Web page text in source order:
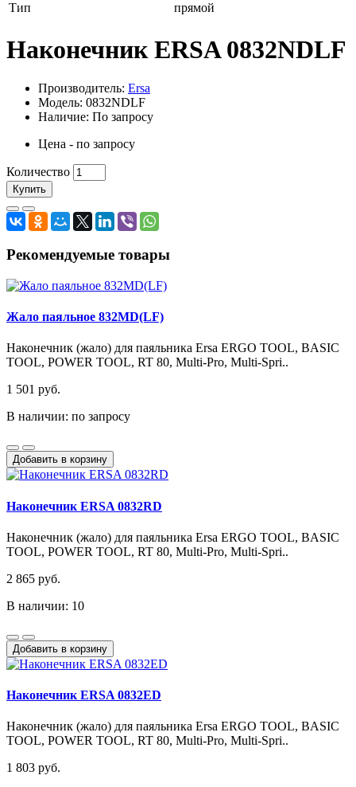
Тип
прямой
Наконечник ERSA 0832NDLF
Производитель: Ersa
Модель: 0832NDLF
Наличие: По запросу
Цена - по запросу
Количество
Купить
Рекомендуемые товары
Жало паяльное 832MD(LF)
Наконечник (жало) для паяльника Ersa ERGO TOOL, BASIC
TOOL, POWER TOOL, RT 80, Multi-Pro, Multi-Spri..
1 501 руб.
В наличии: по запросу
Добавить в корзину
Наконечник ERSA 0832RD
Наконечник (жало) для паяльника Ersa ERGO TOOL, BASIC
TOOL, POWER TOOL, RT 80, Multi-Pro, Multi-Spri..
2 865 руб.
В наличии: 10
Добавить в корзину
Наконечник ERSA 0832ED
Наконечник (жало) для паяльника Ersa ERGO TOOL, BASIC
TOOL, POWER TOOL, RT 80, Multi-Pro, Multi-Spri..
1 803 руб.